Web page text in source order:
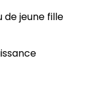
de jeune fille